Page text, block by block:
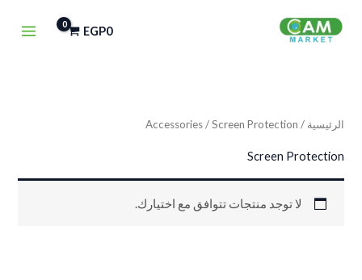
EGP0
الرئيسية /
Accessories/ Screen Protection
Screen Protection
لا توجد منتجات تتوافق مع اختيارك.